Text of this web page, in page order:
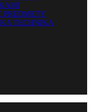
PREDMETY
TECHNIKA